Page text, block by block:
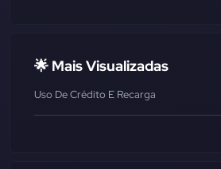
🌟 Mais Visualizadas
Uso De Crédito E Recarga